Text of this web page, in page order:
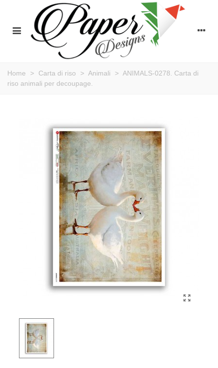
Home > Carta di riso > Animali > ANIMALS-0278. Carta di
riso animali per decoupage.